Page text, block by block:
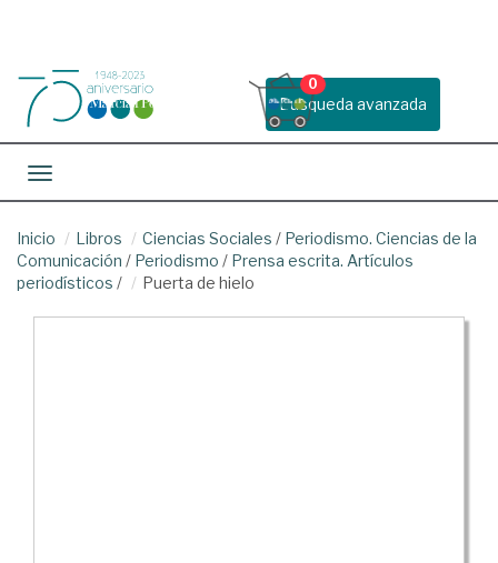
Busqueda avanzada
0
Toggle navigation
Inicio Libros Ciencias Sociales / Periodismo. Ciencias de la
Comunicación / Periodismo / Prensa escrita. Artículos
periodísticos / Puerta de hielo